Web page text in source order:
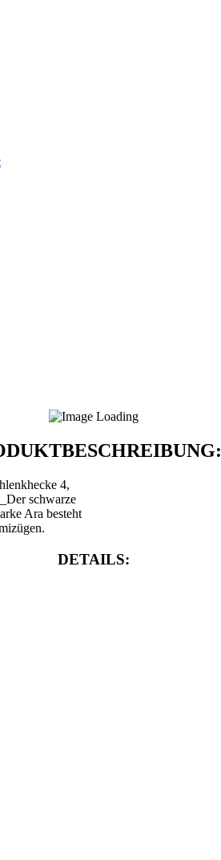
4,
schwarze
Ara besteht
DETAILS: